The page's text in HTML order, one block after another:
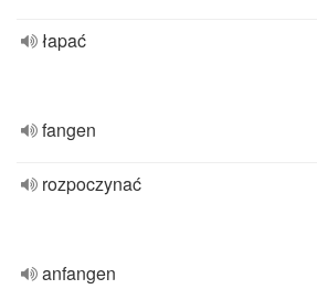
łapać
fangen
rozpoczynać
anfangen